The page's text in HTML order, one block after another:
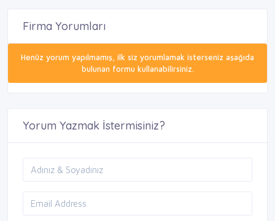
Firma Yorumları
Henüz yorum yapılmamış, ilk siz yorumlamak isterseniz aşağıda
bulunan formu kullanabilirsiniz.
Yorum Yazmak İstermisiniz?